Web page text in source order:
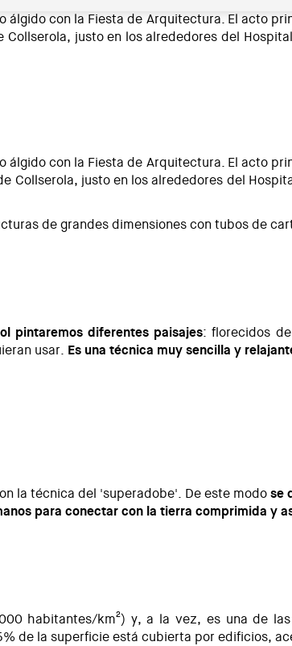
álgido con la Fiesta de Arquitectura. El acto
justo en los alrededores del
de Leonardo da Vinci
álgido con la Fiesta de Arquitectura. El acto
Collserola, justo en los alrededores del
de grandes dimensiones con tubos de
con tubos de cartón
pintaremos diferentes paisajes: florecidos
usar. Es una técnica muy sencilla y
la técnica del 'superadobe'. De este modose
para conectar con la tierra comprimida y
habitantes/km²) y, a la vez, es una de
de la superficie está cubierta por edificios,